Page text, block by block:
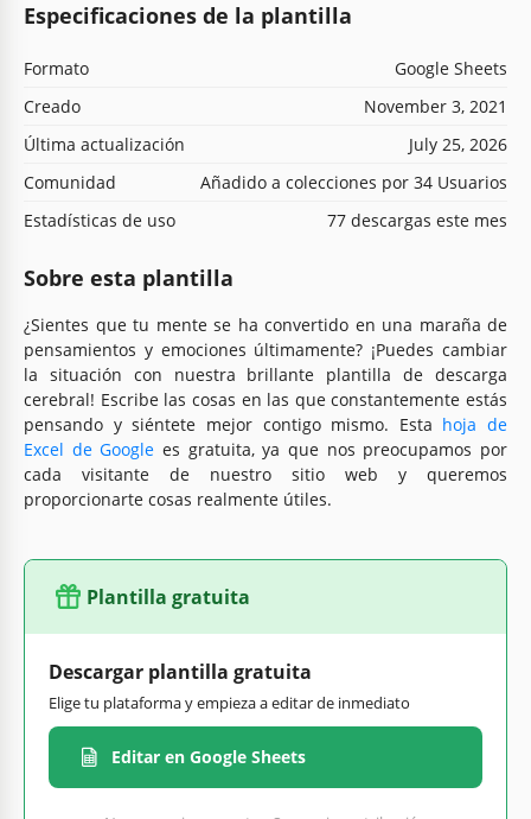
Especificaciones de la plantilla
Formato
Google Sheets
Creado
November 3, 2021
Última actualización
July 25, 2026
Comunidad
Añadido a colecciones por 34 Usuarios
Estadísticas de uso
77 descargas este mes
Sobre esta plantilla
¿Sientes que tu mente se ha convertido en una maraña de
pensamientos y emociones últimamente? ¡Puedes cambiar
la situación con nuestra brillante plantilla de descarga
cerebral! Escribe las cosas en las que constantemente estás
pensando y siéntete mejor contigo mismo. Esta hoja de
Excel de Google es gratuita, ya que nos preocupamos por
cada visitante de nuestro sitio web y queremos
proporcionarte cosas realmente útiles.
Plantilla gratuita
Descargar plantilla gratuita
Elige tu plataforma y empieza a editar de inmediato
Editar en Google Sheets